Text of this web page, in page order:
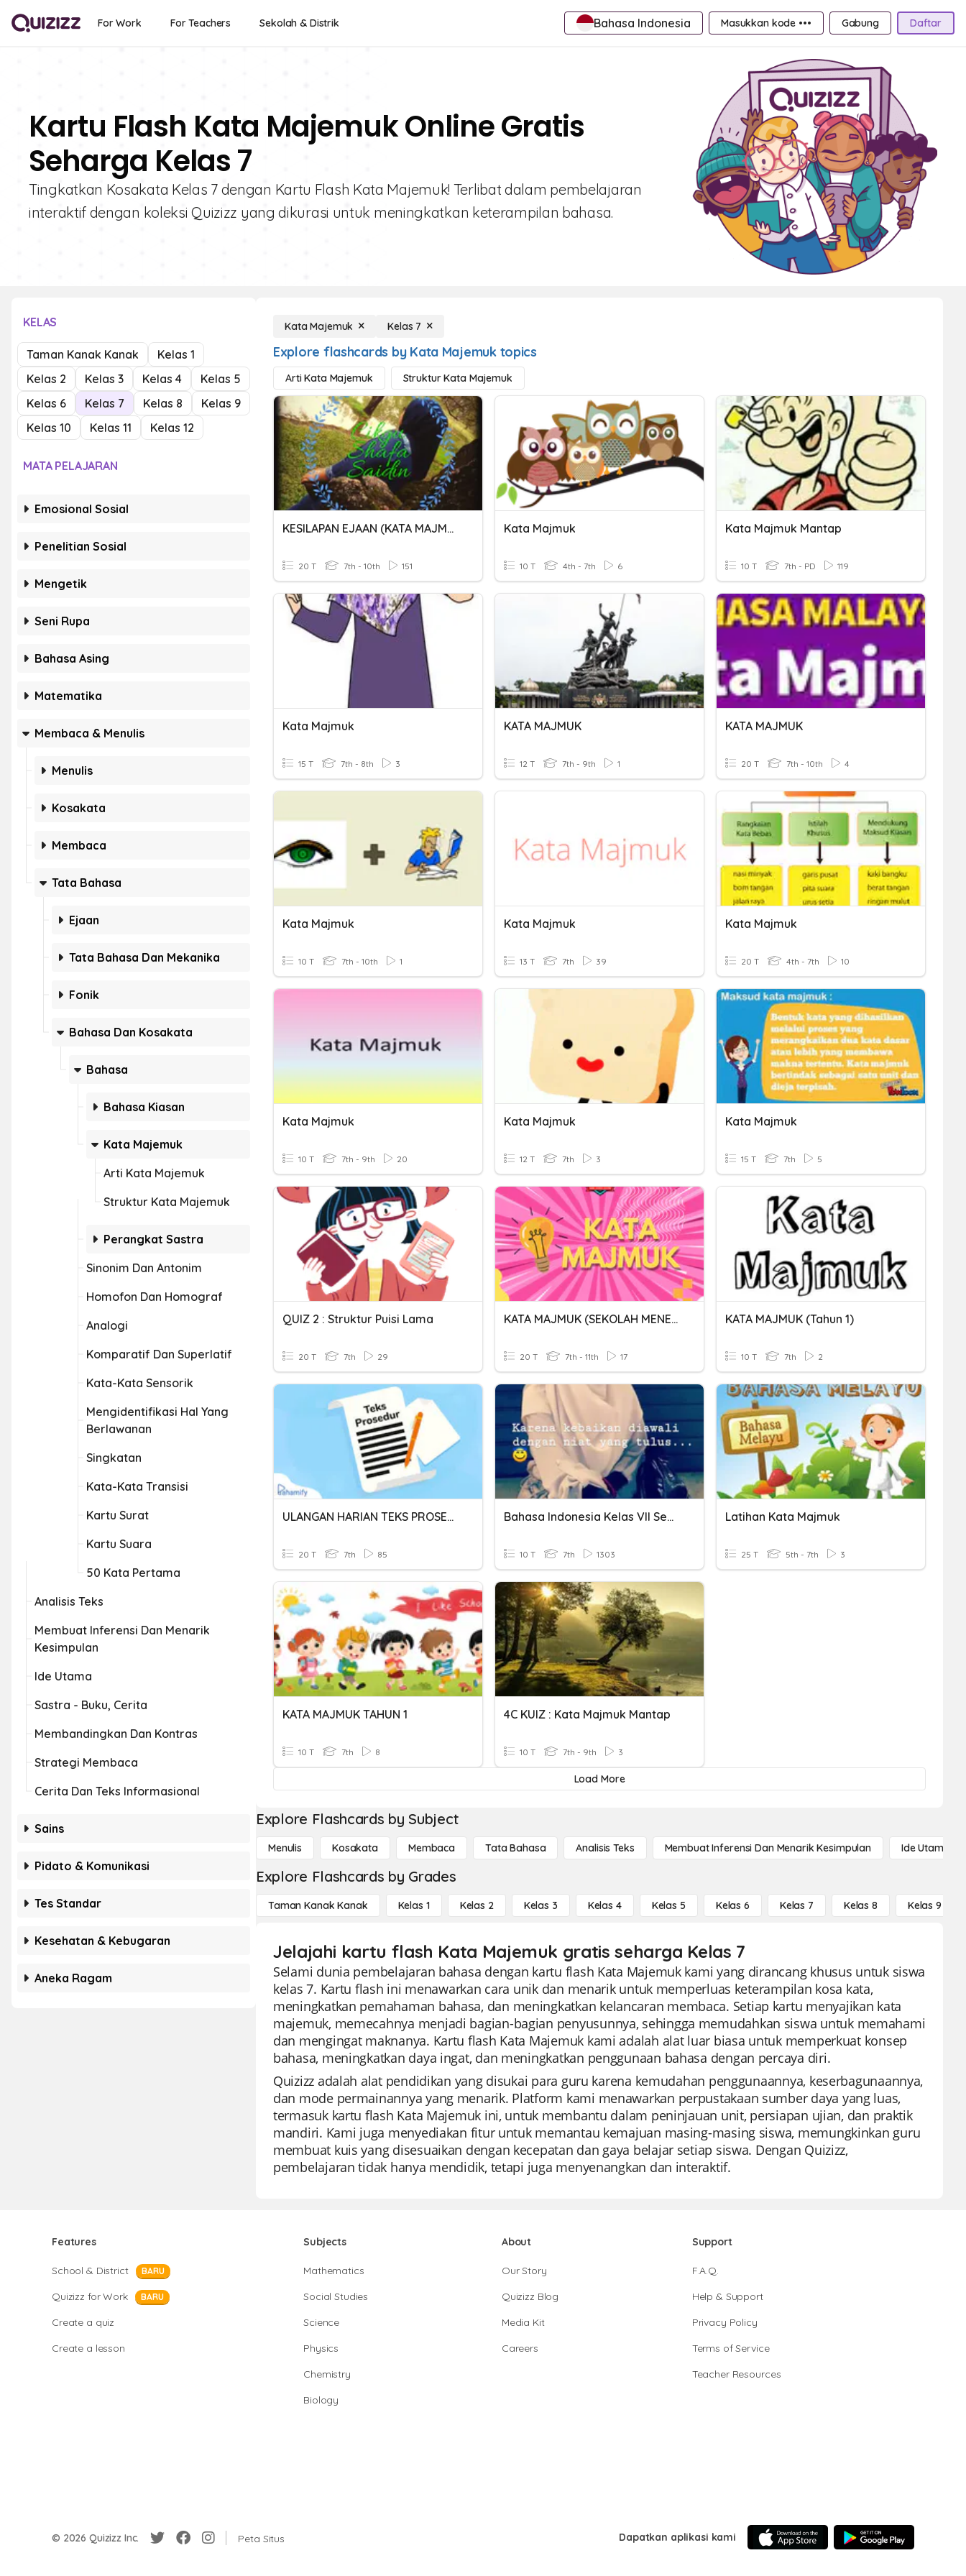
For Work For Teachers Sekolah & Distrik Bahasa Indonesia Masukkan kode ••• Gabung Daftar
Kartu Flash Kata Majemuk Online Gratis
Seharga Kelas 7
Tingkatkan Kosakata Kelas 7 dengan Kartu Flash Kata Majemuk! Terlibat dalam pembelajaran
interaktif dengan koleksi Quizizz yang dikurasi untuk meningkatkan keterampilan bahasa.
KELAS
Taman Kanak Kanak
Kelas 1
Kelas 2
Kelas 3 Kelas 4
Kelas 5
Kelas 6
Kelas 7 Kelas 8
Kelas 9
Kelas 10
Kelas 11 Kelas 12
MATA PELAJARAN
Emosional Sosial
Penelitian Sosial
Mengetik
Seni Rupa
Bahasa Asing
Matematika
Membaca & Menulis
Menulis
Kosakata
Membaca
Tata Bahasa
Ejaan
Tata Bahasa Dan Mekanika
Fonik
Bahasa Dan Kosakata
Bahasa
Bahasa Kiasan
Kata Majemuk
Arti Kata Majemuk
Struktur Kata Majemuk
Perangkat Sastra
Sinonim Dan Antonim
Homofon Dan Homograf
Analogi
Komparatif Dan Superlatif
Kata-Kata Sensorik
Mengidentifikasi Hal Yang
Berlawanan
Singkatan
Kata-Kata Transisi
Kartu Surat
Kartu Suara
50 Kata Pertama
Analisis Teks
Membuat Inferensi Dan Menarik
Kesimpulan
Ide Utama
Sastra - Buku, Cerita
Membandingkan Dan Kontras
Strategi Membaca
Cerita Dan Teks Informasional
Sains
Pidato & Komunikasi
Tes Standar
Kesehatan & Kebugaran
Aneka Ragam
Kata Majemuk Kelas 7
Explore flashcards by Kata Majemuk topics
Arti Kata Majemuk Struktur Kata Majemuk
KESILAPAN EJAAN (KATA MAJMUK)
20 T 7th - 10th 151
Kata Majmuk
10 T 4th - 7th 6
Kata Majmuk Mantap
10 T 7th - PD 119
Kata Majmuk
15 T 7th - 8th 3
KATA MAJMUK
12 T 7th - 9th 1
KATA MAJMUK
20 T 7th - 10th 4
Kata Majmuk
10 T 7th - 10th 1
Kata Majmuk
13 T 7th 39
Kata Majmuk
20 T 4th - 7th 10
Kata Majmuk
10 T 7th - 9th 20
Kata Majmuk
12 T 7th 3
Kata Majmuk
15 T 7th 5
QUIZ 2 : Struktur Puisi Lama
20 T 7th 29
KATA MAJMUK (SEKOLAH MENENGAH)
20 T 7th - 11th 17
KATA MAJMUK (Tahun 1)
10 T 7th 2
ULANGAN HARIAN TEKS PROSEDUR KELAS 7
20 T 7th 85
Bahasa Indonesia Kelas VII Semester 2
10 T 7th 1303
Latihan Kata Majmuk
25 T 5th - 7th 3
KATA MAJMUK TAHUN 1
10 T 7th 8
4C KUIZ : Kata Majmuk Mantap
10 T 7th - 9th 3
Load More
Explore Flashcards by Subject
Menulis Kosakata Membaca Tata Bahasa Analisis Teks Membuat Inferensi Dan Menarik Kesimpulan Ide Utama
Explore Flashcards by Grades
Taman Kanak Kanak Kelas 1 Kelas 2 Kelas 3 Kelas 4 Kelas 5 Kelas 6 Kelas 7 Kelas 8 Kelas 9
Jelajahi kartu flash Kata Majemuk gratis seharga Kelas 7
Selami dunia pembelajaran bahasa dengan kartu flash Kata Majemuk kami yang dirancang khusus untuk siswa
kelas 7. Kartu flash ini menawarkan cara unik dan menarik untuk memperluas keterampilan kosa kata,
meningkatkan pemahaman bahasa, dan meningkatkan kelancaran membaca. Setiap kartu menyajikan kata
majemuk, memecahnya menjadi bagian-bagian penyusunnya, sehingga memudahkan siswa untuk memahami
dan mengingat maknanya. Kartu flash Kata Majemuk kami adalah alat luar biasa untuk memperkuat konsep
bahasa, meningkatkan daya ingat, dan meningkatkan penggunaan bahasa dengan percaya diri.
Quizizz adalah alat pendidikan yang disukai para guru karena kemudahan penggunaannya, keserbagunaannya,
dan mode permainannya yang menarik. Platform kami menawarkan perpustakaan sumber daya yang luas,
termasuk kartu flash Kata Majemuk ini, untuk membantu dalam peninjauan unit, persiapan ujian, dan praktik
mandiri. Kami juga menyediakan fitur untuk memantau kemajuan masing-masing siswa, memungkinkan guru
membuat kuis yang disesuaikan dengan kecepatan dan gaya belajar setiap siswa. Dengan Quizizz,
pembelajaran tidak hanya mendidik, tetapi juga menyenangkan dan interaktif.
Features
School & District BARU
Quizizz for Work BARU
Create a quiz
Create a lesson
Subjects
Mathematics
Social Studies
Science
Physics
Chemistry
Biology
About
Our Story
Quizizz Blog
Media Kit
Careers
Support
F.A.Q.
Help & Support
Privacy Policy
Terms of Service
Teacher Resources
© 2026 Quizizz Inc. Peta Situs Dapatkan aplikasi kami